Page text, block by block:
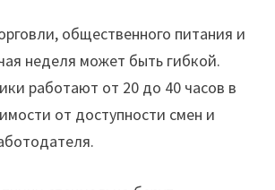
общественного питания и
неделя может быть гибкой.
работают от 20 до 40 часов в
от доступности смен и